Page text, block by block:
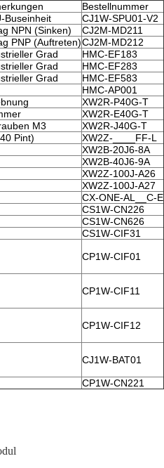
Bestellnummer
Buseinheit
CJ1W-SPU01-V2
NPN (Sinken)
CJ2M-MD211
PNP (Auftreten)CJ2M-MD212
Grad
HMC-EF183
Grad
HMC-EF283
Grad
HMC-EF583
HMC-AP001
XW2R-P40G-T
XW2R-E40G-T
M3
XW2R-J40G-T
Pint)
XW2Z-____FF-L
XW2B-20J6-8A
XW2B-40J6-9A
XW2Z-100J-A26
XW2Z-100J-A27
CX-ONE-AL__C-E
CS1W-CN226
CS1W-CN626
CS1W-CIF31
CP1W-CIF01
CP1W-CIF11
CP1W-CIF12
CJ1W-BAT01
CP1W-CN221